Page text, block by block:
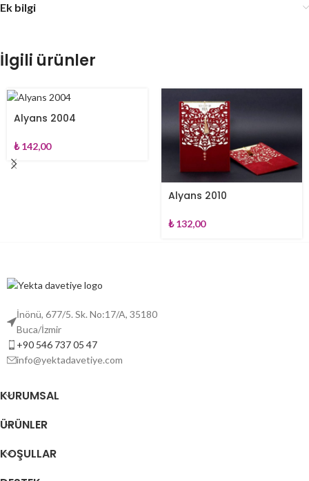
Ek bilgi
İlgili ürünler
Alyans 2004
₺142,00
Alyans 2010
₺132,00
İnönü, 677/5. Sk. No:17/A, 35180
Buca/İzmir
+90 546 737 05 47
info@yektadavetiye.com
KURUMSAL
ÜRÜNLER
KOŞULLAR